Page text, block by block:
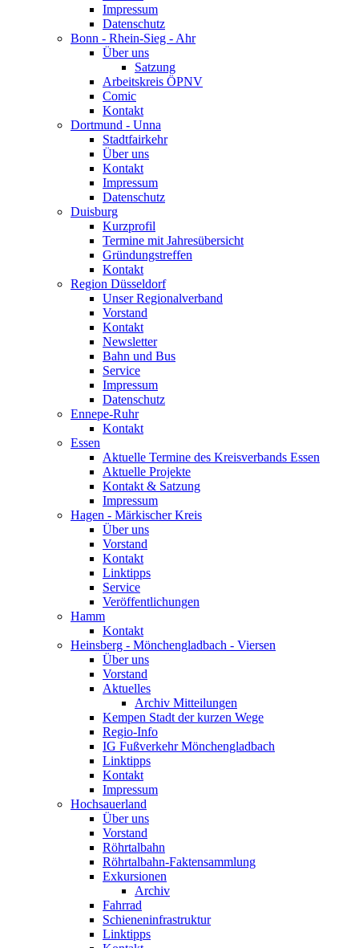
Impressum
Datenschutz
Bonn - Rhein-Sieg - Ahr
Über uns
Satzung
Arbeitskreis ÖPNV
Comic
Kontakt
Dortmund - Unna
Stadtfairkehr
Über uns
Kontakt
Impressum
Datenschutz
Duisburg
Kurzprofil
Termine mit Jahresübersicht
Gründungstreffen
Kontakt
Region Düsseldorf
Unser Regionalverband
Vorstand
Kontakt
Newsletter
Bahn und Bus
Service
Impressum
Datenschutz
Ennepe-Ruhr
Kontakt
Essen
Aktuelle Termine des Kreisverbands Essen
Aktuelle Projekte
Kontakt & Satzung
Impressum
Hagen - Märkischer Kreis
Über uns
Vorstand
Kontakt
Linktipps
Service
Veröffentlichungen
Hamm
Kontakt
Heinsberg - Mönchengladbach - Viersen
Über uns
Vorstand
Aktuelles
Archiv Mitteilungen
Kempen Stadt der kurzen Wege
Regio-Info
IG Fußverkehr Mönchengladbach
Linktipps
Kontakt
Impressum
Hochsauerland
Über uns
Vorstand
Röhrtalbahn
Röhrtalbahn-Faktensammlung
Exkursionen
Archiv
Fahrrad
Schieneninfrastruktur
Linktipps